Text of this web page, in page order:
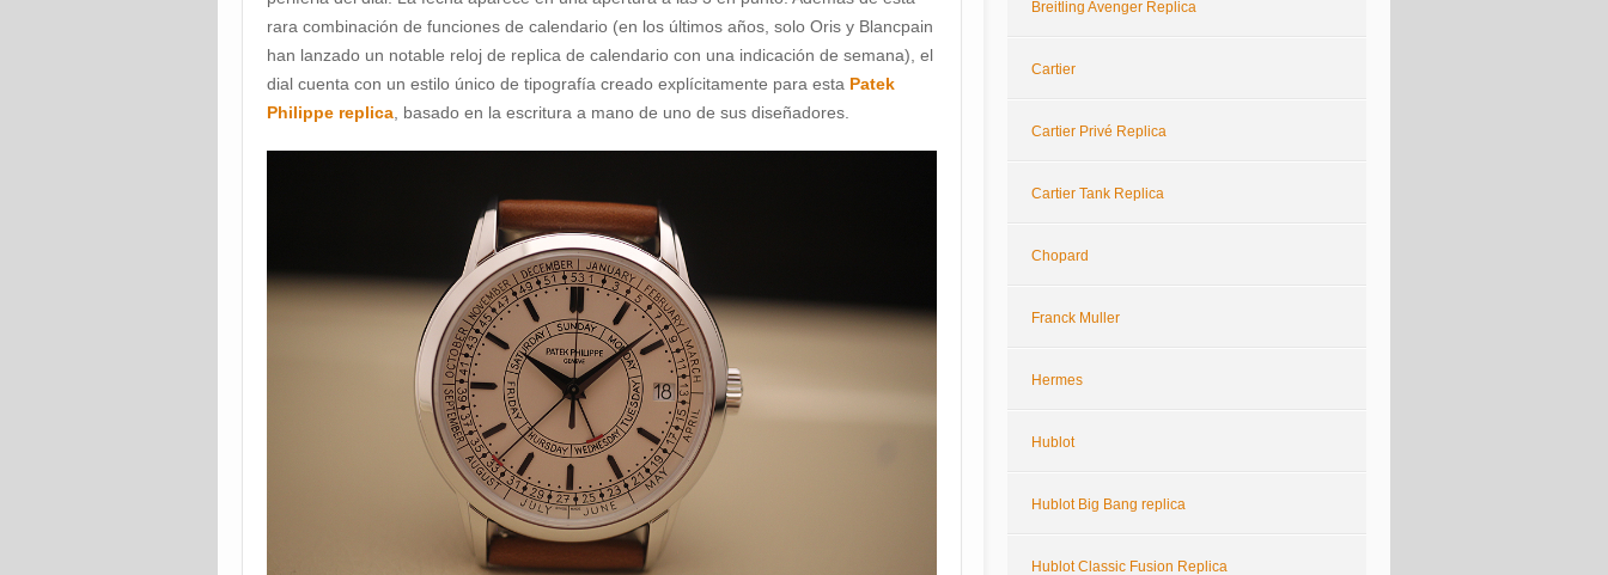
rara combinación de funciones de calendario (en los últimos años, solo Oris y Blancpain
han lanzado un notable reloj de replica de calendario con una indicación de semana), el
dial cuenta con un estilo único de tipografía creado explícitamente para esta Patek
Philippe replica , basado en la escritura a mano de uno de sus diseñadores.
Breitling Avenger Replica
Cartier
Cartier Privé Replica
Cartier Tank Replica
Chopard
Franck Muller
Hermes
Hublot
Hublot Big Bang replica
Hublot Classic Fusion Replica